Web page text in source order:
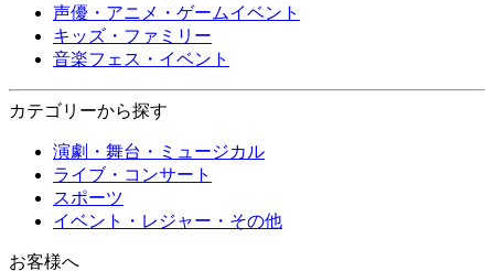
声優・アニメ・ゲームイベント
キッズ・ファミリー
音楽フェス・イベント
カテゴリーから探す
演劇・舞台・ミュージカル
ライブ・コンサート
スポーツ
イベント・レジャー・その他
お客様へ